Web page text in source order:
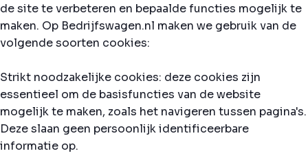
de site te verbeteren en bepaalde functies mogelijk te
maken. Op Bedrijfswagen.nl maken we gebruik van de
volgende soorten cookies:
Strikt noodzakelijke cookies: deze cookies zijn
essentieel om de basisfuncties van de website
mogelijk te maken, zoals het navigeren tussen pagina's.
Deze slaan geen persoonlijk identificeerbare
informatie op.